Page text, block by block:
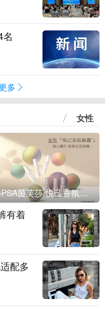
多
女性
IPSA茵芙莎 悦己香氛凝露上市
有着
配多